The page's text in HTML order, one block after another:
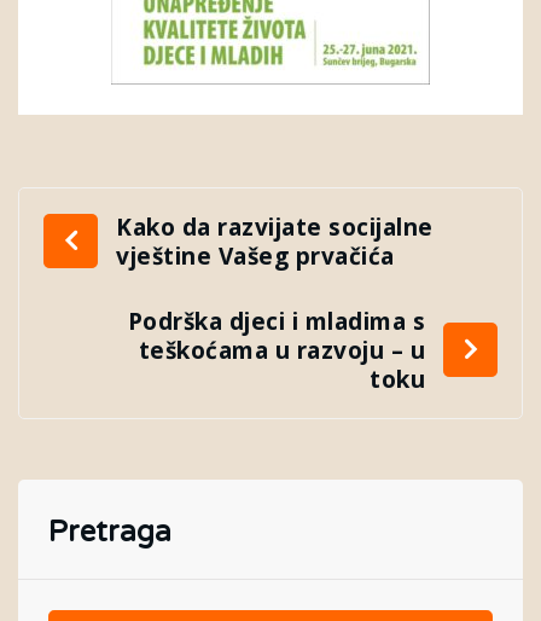
Kako da razvijate socijalne
vještine Vašeg prvačića
Podrška djeci i mladima s
teškoćama u razvoju – u
toku
Pretraga